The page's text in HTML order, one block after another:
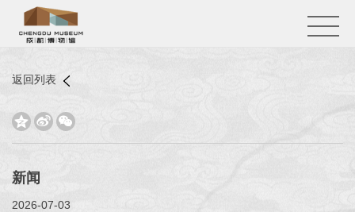
返回列表
  
新闻
2026-07-03